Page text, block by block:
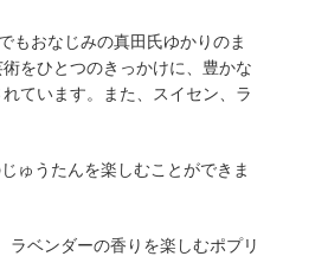
もおなじみの真田氏ゆかりのま
をひとつのきっかけに、豊かな
ています。また、スイセン、ラ
ゅうたんを楽しむことができま
ベンダーの香りを楽しむポプリ